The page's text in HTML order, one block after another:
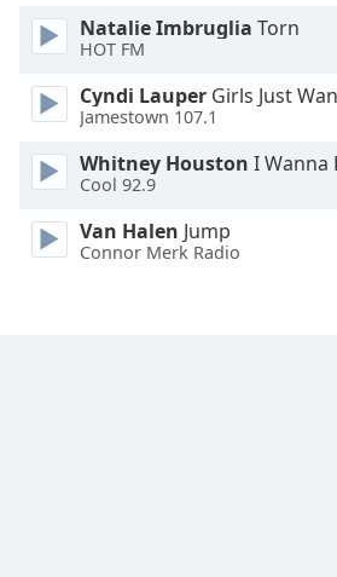
Font
Edge
Style
Font
Natalie Imbruglia Torn
HOT FM
Cyndi Lauper Girls Just
Jamestown 107.1
Whitney Houston I Wanna
Cool 92.9
Van Halen Jump
Connor Merk Radio